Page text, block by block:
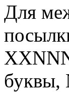
Для
буквы,